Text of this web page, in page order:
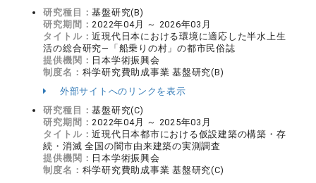
研究種目：基盤研究(B)
研究期間：2022年04月 ～ 2026年03月
タイトル：近現代日本における環境に適応した半水上生
活の総合研究―「船乗りの村」の都市民俗誌
提供機関： 日本学術振興会
制度名： 科学研究費助成事業 基盤研究(B)
外部サイトへのリンクを表示
研究種目：基盤研究(C)
研究期間：2022年04月 ～ 2025年03月
タイトル：近現代日本都市における仮設建築の構築・存
続・消滅 全国の闇市由来建築の実測調査
提供機関： 日本学術振興会
制度名： 科学研究費助成事業 基盤研究(C)